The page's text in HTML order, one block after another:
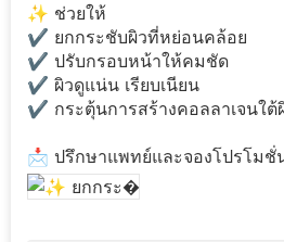
✨ ช่วยให้
✔️ ยกกระชับผิวที่หย่อนคล้อย
✔️ ปรับกรอบหน้าให้คมชัด
✔️ ผิวดูแน่น เรียบเนียน
✔️ กระตุ้นการสร้างคอลลาเจนใต้
📩 ปรึกษาแพทย์และจองโปรโมชั่